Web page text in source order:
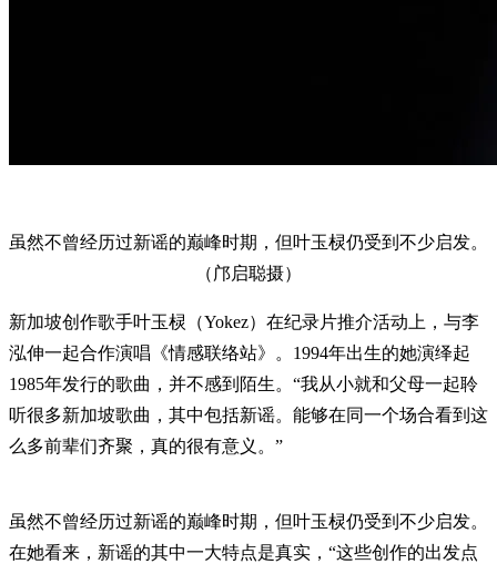
虽然不曾经历过新谣的巅峰时期，但叶玉棂仍受到不少启发。
（邝启聪摄）
新加坡创作歌手叶玉棂（Yokez）在纪录片推介活动上，与李
泓伸一起合作演唱《情感联络站》。1994年出生的她演绎起
1985年发行的歌曲，并不感到陌生。“我从小就和父母一起聆
听很多新加坡歌曲，其中包括新谣。能够在同一个场合看到这
么多前辈们齐聚，真的很有意义。”
虽然不曾经历过新谣的巅峰时期，但叶玉棂仍受到不少启发。
在她看来，新谣的其中一大特点是真实，“这些创作的出发点